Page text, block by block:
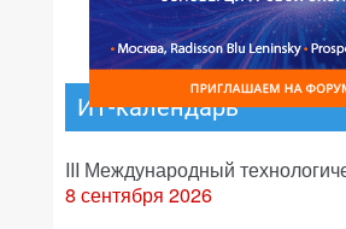
ИТ-календарь
III Международный
8 сентября 2026